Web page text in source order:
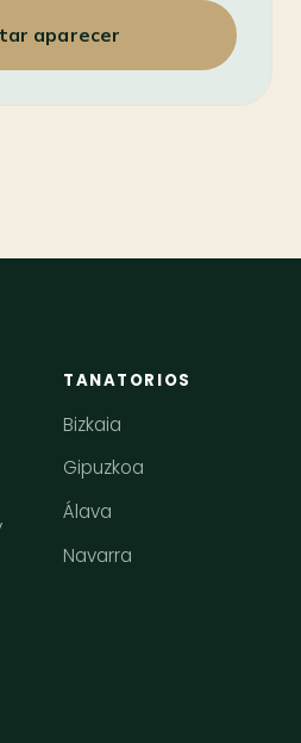
aparecer
TANATORIOS
Bizkaia
Gipuzkoa
Álava
Navarra